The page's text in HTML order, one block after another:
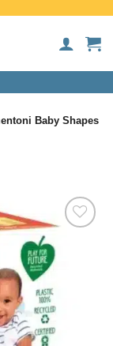
Baby Shapes